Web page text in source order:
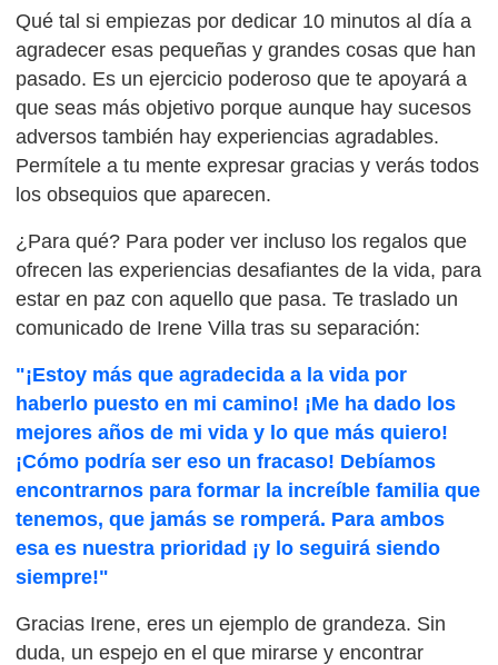
Qué tal si empiezas por dedicar 10 minutos al día a
agradecer esas pequeñas y grandes cosas que han
pasado. Es un ejercicio poderoso que te apoyará a
que seas más objetivo porque aunque hay sucesos
adversos también hay experiencias agradables.
Permítele a tu mente expresar gracias y verás todos
los obsequios que aparecen.
¿Para qué? Para poder ver incluso los regalos que
ofrecen las experiencias desafiantes de la vida, para
estar en paz con aquello que pasa. Te traslado un
comunicado de Irene Villa tras su separación:
"¡Estoy más que agradecida a la vida por
haberlo puesto en mi camino! ¡Me ha dado los
mejores años de mi vida y lo que más quiero!
¡Cómo podría ser eso un fracaso! Debíamos
encontrarnos para formar la increíble familia que
tenemos, que jamás se romperá. Para ambos
esa es nuestra prioridad ¡y lo seguirá siendo
siempre!"
Gracias Irene, eres un ejemplo de grandeza. Sin
duda, un espejo en el que mirarse y encontrar